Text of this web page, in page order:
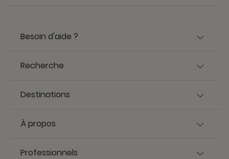
Besoin d'aide ?
Recherche
Destinations
À propos
Professionnels